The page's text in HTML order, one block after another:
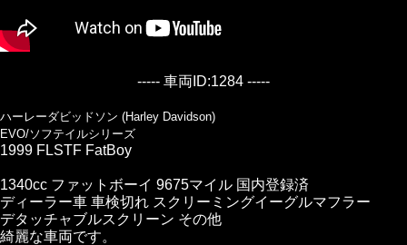
----- 車両ID:1284 -----
ハーレーダビッドソン (Harley Davidson)
EVO/ソフテイルシリーズ
1999 FLSTF FatBoy
1340cc ファットボーイ 9675マイル 国内登録済
ディーラー車 車検切れ スクリーミングイーグルマフラー
デタッチャブルスクリーン その他
綺麗な車両です。